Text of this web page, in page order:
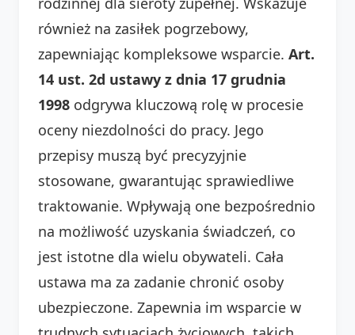
również na zasiłek pogrzebowy,
zapewniając kompleksowe wsparcie. Art.
14 ust. 2d ustawy z dnia 17 grudnia
1998 odgrywa kluczową rolę w procesie
oceny niezdolności do pracy. Jego
przepisy muszą być precyzyjnie
stosowane, gwarantując sprawiedliwe
traktowanie. Wpływają one bezpośrednio
na możliwość uzyskania świadczeń, co
jest istotne dla wielu obywateli. Cała
ustawa ma za zadanie chronić osoby
ubezpieczone. Zapewnia im wsparcie w